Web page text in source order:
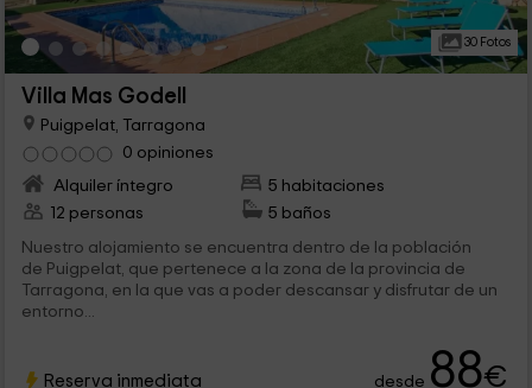
30 Fotos
Villa Mas Godell
Puigpelat, Tarragona
0 opiniones
Alquiler íntegro
5 habitaciones
12 personas
5 baños
Nuestro alojamiento se encuentra dentro de la población
de Puigpelat, que pertenece a la zona de la provincia de
Tarragona, en la que vas a poder descansar y disfrutar de un
entorno...
Reserva inmediata desde 88€